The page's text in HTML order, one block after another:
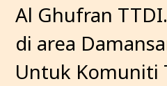
Al Ghufran
di area
Untuk Komuniti